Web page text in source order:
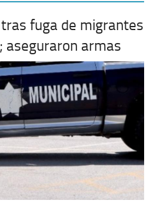
fuga de migrantes
aseguraron armas